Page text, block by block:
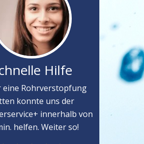
Hilfe
eine Rohrverstopfung
konnte uns der
innerhalb von
helfen. Weiter so!